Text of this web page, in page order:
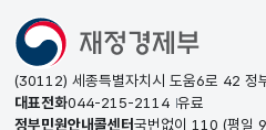
(30112) 세종특별자치시 도움6로 42 정
대표전화044-215-2114 유료
정부민원안내콜센터국번없이 110 (평일